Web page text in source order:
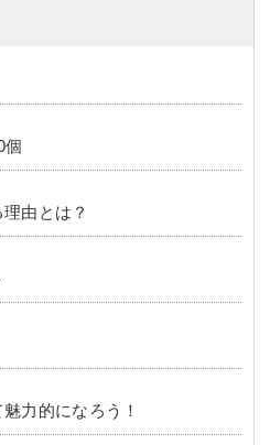
個
由とは？
力的になろう！